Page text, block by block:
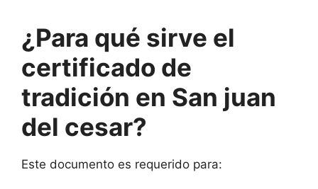
¿Para qué sirve el
certificado de
tradición en San juan
del cesar?
Este documento es requerido para: